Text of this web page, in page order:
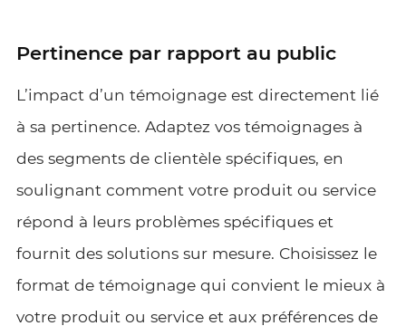
Pertinence par rapport au public
L’impact d’un témoignage est directement lié
à sa pertinence. Adaptez vos témoignages à
des segments de clientèle spécifiques, en
soulignant comment votre produit ou service
répond à leurs problèmes spécifiques et
fournit des solutions sur mesure. Choisissez le
format de témoignage qui convient le mieux à
votre produit ou service et aux préférences de